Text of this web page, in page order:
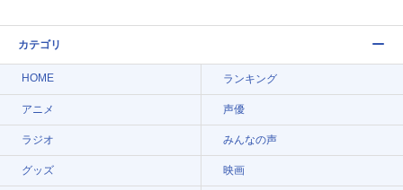
カテゴリ
HOME ランキング
アニメ 声優
ラジオ みんなの声
グッズ 映画